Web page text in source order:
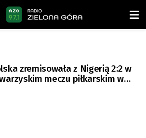
zremisowała z Nigerią 2:2 w
meczu piłkarskim w